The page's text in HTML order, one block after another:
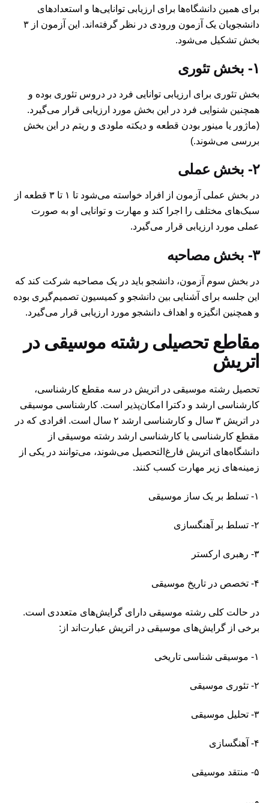
برای همین دانشگاه‌ها برای ارزیابی توانایی‌ها و استعدادهای
دانشجویان یک آزمون ورودی در نظر گرفته‌اند. این آزمون از ۳
بخش تشکیل می‌شود.
۱- بخش تئوری
بخش تئوری برای ارزیابی توانایی فرد در دروس تئوری بوده و
همچنین شنوایی فرد در این بخش مورد ارزیابی قرار می‌گیرد.
(ماژور یا مینور بودن قطعه و دیکته ملودی و ریتم در این بخش
بررسی می‌شوند.)
۲- بخش عملی
در بخش عملی آزمون از افراد خواسته می‌شود تا ۱ تا ۳ قطعه از
سبک‌های مختلف را اجرا کند و مهارت و توانایی او به صورت
عملی مورد ارزیابی قرار می‌گیرد.
۳- بخش مصاحبه
در بخش سوم آزمون، دانشجو باید در یک مصاحبه شرکت کند که
این جلسه برای آشنایی بین دانشجو و کمیسیون تصمیم‌گیری بوده
و همچنین انگیزه و اهداف دانشجو مورد ارزیابی قرار می‌گیرد.
مقاطع تحصیلی رشته موسیقی در
اتریش
تحصیل رشته موسیقی در اتریش در سه مقطع کارشناسی،
کارشناسی ارشد و دکترا امکان‌پذیر است. کارشناسی موسیقی
در اتریش ۳ سال و کارشناسی ارشد ۲ سال است. افرادی که در
مقطع کارشناسی یا کارشناسی ارشد رشته موسیقی از
دانشگاه‌های اتریش فارغ‌التحصیل می‌شوند، می‌توانند در یکی از
زمینه‌های زیر مهارت کسب کنند.
۱- تسلط بر یک ساز موسیقی
۲- تسلط بر آهنگسازی
۳- رهبری ارکستر
۴- تخصص در تاریخ موسیقی
در حالت کلی رشته موسیقی دارای گرایش‌های متعددی است.
برخی از گرایش‌های موسیقی در اتریش عبارت‌اند از:‌
۱- موسیقی شناسی تاریخی
۲- تئوری موسیقی
۳- تحلیل موسیقی
۴- آهنگسازی
۵- منتقد موسیقی